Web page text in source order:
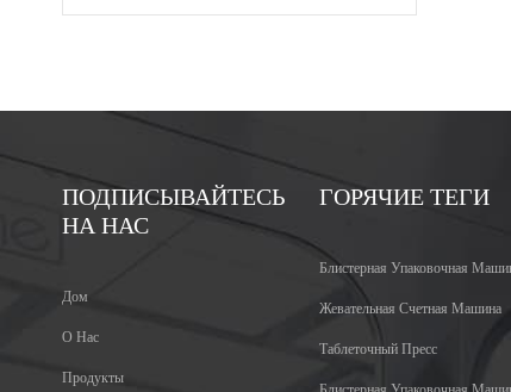
ПОДПИСЫВАЙТЕСЬ
НА НАС
Дом
О Нас
Продукты
ГОРЯЧИЕ ТЕГИ
Блистерная Упаковочная
Жевательная Счетная Машина
Таблеточный Пресс